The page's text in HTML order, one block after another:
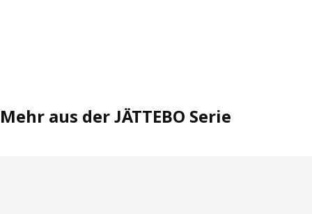
Mehr aus der JÄTTEBO Serie